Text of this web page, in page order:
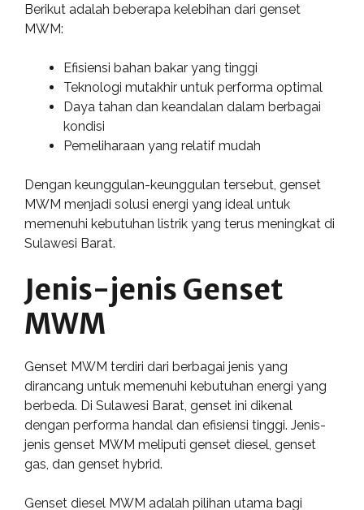
Berikut adalah beberapa kelebihan dari genset
MWM:
Efisiensi bahan bakar yang tinggi
Teknologi mutakhir untuk performa optimal
Daya tahan dan keandalan dalam berbagai
kondisi
Pemeliharaan yang relatif mudah
Dengan keunggulan-keunggulan tersebut, genset
MWM menjadi solusi energi yang ideal untuk
memenuhi kebutuhan listrik yang terus meningkat di
Sulawesi Barat.
Jenis-jenis Genset
MWM
Genset MWM terdiri dari berbagai jenis yang
dirancang untuk memenuhi kebutuhan energi yang
berbeda. Di Sulawesi Barat, genset ini dikenal
dengan performa handal dan efisiensi tinggi. Jenis-
jenis genset MWM meliputi genset diesel, genset
gas, dan genset hybrid.
Genset diesel MWM adalah pilihan utama bagi